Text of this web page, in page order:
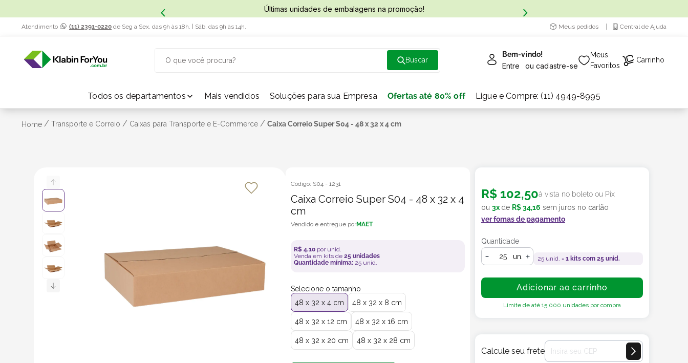
Últimas unidades de embalagens na promoção!
Atendimento (11) 2391-0220 de Seg a Sex, das 9h às 18h. | Sáb, das 9h às 14h. Meus pedidos Central de Ajuda
Bem-vindo!
Entre ou cadastre-se
Meus
Favoritos
Carrinho
Todos os departamentos Mais vendidos Soluções para sua Empresa Ofertas até 80% off Ligue e Compre: (11) 4949-8995
Home / Transporte e Correio / Caixas para Transporte e E-Commerce / Caixa Correio Super S04 - 48 x 32 x 4 cm
Código: S04 - 1231
Caixa Correio Super S04 - 48 x 32 x 4
cm
MAET
R$ 4,10 por unid.
Venda em kits de 25 unidades
Quantidade mínima: 25 unid.
Selecione o tamanho
48 x 32 x 4 cm
48 x 32 x 8 cm
48 x 32 x 12 cm 48 x 32 x 16 cm
48 x 32 x 20 cm 48 x 32 x 28 cm
R$ 102,50à vista no boleto ou Pix
ou 3x de R$34,16 sem juros no cartão
ver fomas de pagamento
Quantidade
un.
25 unid. = 1 kits com 25 unid.
Adicionar ao carrinho
Limite de até 15.000 unidades por compra
Calcule seu frete
TERMOS MAIS BUSCADOS
1º caixa papelão
caixas